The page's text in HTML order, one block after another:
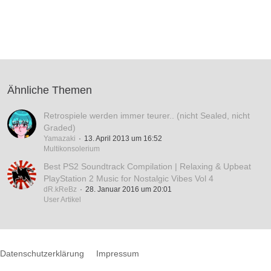
Ähnliche Themen
Retrospiele werden immer teurer.. (nicht Sealed, nicht
Graded)
Yamazaki
13. April 2013 um 16:52
Multikonsolerium
Best PS2 Soundtrack Compilation | Relaxing & Upbeat
PlayStation 2 Music for Nostalgic Vibes Vol 4
dR.kReBz
28. Januar 2016 um 20:01
User Artikel
Datenschutzerklärung Impressum